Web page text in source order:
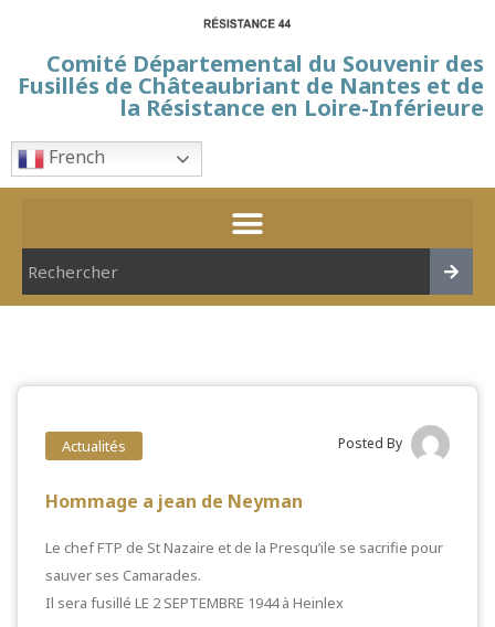
Comité Départemental du Souvenir des
Fusillés de Châteaubriant de Nantes et de
la Résistance en Loire-Inférieure
French
Actualités Posted By
Hommage a jean de Neyman
Le chef FTP de St Nazaire et de la Presqu’ile se sacrifie pour
sauver ses Camarades.
Il sera fusillé LE 2 SEPTEMBRE 1944 à Heinlex